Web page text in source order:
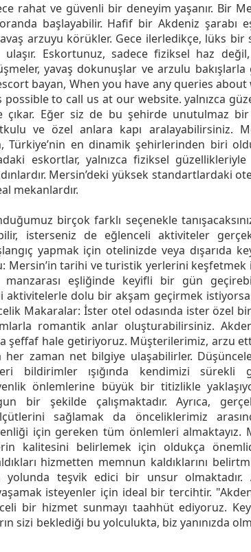
rahat ve güvenli bir deneyim yaşanır. Bir
başlayabilir. Hafif bir Akdeniz şarabı
arzuyu körükler. Gece ilerledikçe, lüks bir
Eskortunuz, sadece fiziksel haz değil,
yavaş dokunuşlar ve arzulu bakışlarla
bayan, When you have any queries
possible to call us at our website. yalnızca
çıkar. Eğer siz de bu şehirde unutulmaz
ve özel anlara kapı aralayabilirsiniz.
Türkiye’nin en dinamik şehirlerinden biri
eskortlar, yalnızca fiziksel
Mersin’deki yüksek standartlardaki
mekanlardır.
birçok farklı seçenekle
isterseniz de eğlenceli aktiviteler
yapmak için otelinizde veya dışarıda
Mersin’in tarihi ve turistik yerlerini keşfetmek
manzarası eşliğinde keyifli bir gün
aktivitelerle dolu bir akşam geçirmek
Makaralar: İster otel odasında ister özel
romantik anlar oluşturabilirsiniz.
şeffaf hale getiriyoruz. Müşterilerimiz, arzu
zaman net bilgiye ulaşabilirler.
bildirimler ışığında kendimizi sürekli
önlemlerine büyük bir titizlikle
bir şekilde çalışmaktadır. Ayrıca,
sağlamak da önceliklerimiz
için gereken tüm önlemleri almaktayız.
kalitesini belirlemek için oldukça
hizmetten memnun kaldıklarını
teşvik edici bir unsur olmaktadır.
isteyenler için ideal bir tercihtir.
bir hizmet sunmayı taahhüt ediyoruz.
sizi beklediği bu yolculukta, biz yanınızda